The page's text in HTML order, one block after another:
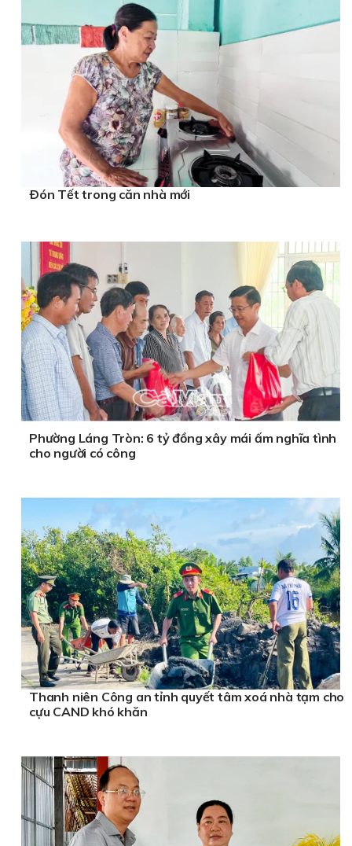
Ðón Tết trong căn nhà mới
Phường Láng Tròn: 6 tỷ đồng xây mái ấm nghĩa tình
cho người có công
Thanh niên Công an tỉnh quyết tâm xoá nhà tạm cho
cựu CAND khó khăn